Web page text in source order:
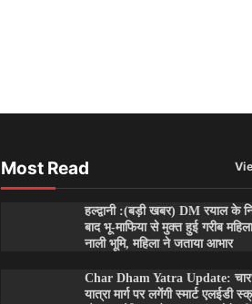
Most Read
हल्द्वानी :(बड़ी खबर) DM रयाल के
बाद भू-माफिया से मुक्त हुई गरीब
नाली भूमि, महिला ने जताया आभार
Char Dham Yatra Update:
यात्रा मार्ग पर लगेंगी स्मार्ट एलईडी